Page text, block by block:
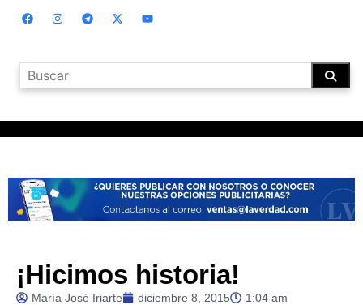
¡Hicimos historia!
María José Iriarte diciembre 8, 2015
1:04 am